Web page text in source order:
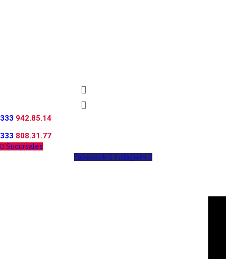
333 942.85.14
333 808.31.77
Sucursales
Facebook
Instagram